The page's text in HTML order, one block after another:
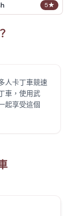
5★
人卡丁車競速
車，使用武
起享受這個